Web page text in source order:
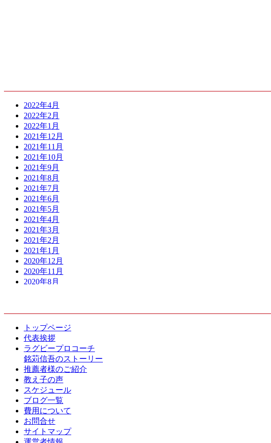
2022年4月
2022年2月
2022年1月
2021年12月
2021年11月
2021年10月
2021年9月
2021年8月
2021年7月
2021年6月
2021年5月
2021年4月
2021年3月
2021年2月
2021年1月
2020年12月
2020年11月
2020年8月
2020年5月
2020年4月
2020年3月
2020年2月
2020年1月
2019年12月
2019年10月
2019年9月
2019年8月
2019年7月
2019年6月
2019年5月
2019年4月
トップページ
代表挨拶
ラグビープロコーチ
銘苅信吾のストーリー
推薦者様のご紹介
教え子の声
スケジュール
ブログ一覧
費用について
お問合せ
サイトマップ